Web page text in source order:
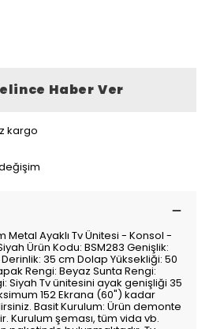
Haber Ver
kargo
Metal Ayaklı Tv Ünitesi - Konsol -
Ürün Kodu: BSM283 Genişlik:
35 cm Dolap Yüksekliği: 50
Rengi: Beyaz Sunta Rengi:
Siyah Tv ünitesini ayak genişliği 35
152 Ekrana (60") kadar
Basit Kurulum: Ürün demonte
Kurulum şeması, tüm vida vb.